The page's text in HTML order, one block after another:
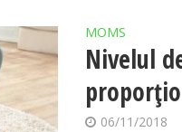
MOMS
Nivelul
06/11/2018